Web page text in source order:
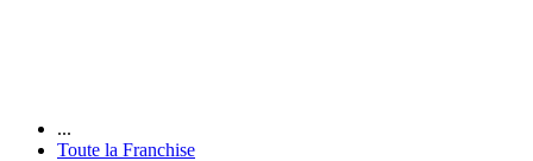
...
Toute la Franchise